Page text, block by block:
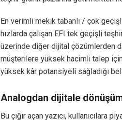
En verimli mekik tabanlı / çok
hızlarda çalışan EFI tek geçişli
üzerinde diğer dijital çözümlerden
müşterilere yüksek hacimli talep
yüksek kâr potansiyeli sağladığı
Analogdan dijitale
Bu çığır açan yazıcı, kullanıcılara